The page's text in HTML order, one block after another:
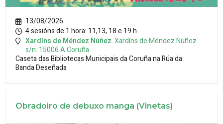
13/08/2026
4 sesións de 1 hora: 11,13, 18 e 19 h
Xardíns de Méndez Núñez.Xardíns de Méndez Núñez
s/n. 15006A Coruña
Caseta das Bibliotecas Municipais da Coruña na Rúa da
Banda Deseñada
Obradoiro de debuxo manga (Viñetas)